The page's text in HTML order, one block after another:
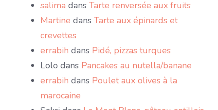
salima dans Tarte renversée aux fruits
Martine dans Tarte aux épinards et
crevettes
errabih dans Pidé, pizzas turques
Lolo dans Pancakes au nutella/banane
errabih dans Poulet aux olives à la
marocaine